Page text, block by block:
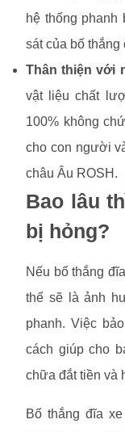
hệ thống
sát của bố thắng
Thân thiện với
vật liệu chất
100% không
cho con người
châu Âu ROSH.
Bao lâu
bị hỏng?
Nếu bố thắng
thế sẽ là ảnh
phanh. Việc
cách giúp cho
chữa đắt tiền và
Bố thắng đĩa